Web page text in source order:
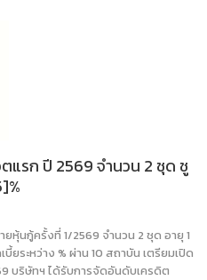
แรก ปี 2569 จำนวน 2 ชุด ชู
หุ้นกู้ครั้งที่ 1/2569 จำนวน 2 ชุด อายุ 1
ยระหว่าง % ผ่าน 10 สถาบัน เตรียมเปิด
บริษัทฯ ได้รับการจัดอันดับเครดิต